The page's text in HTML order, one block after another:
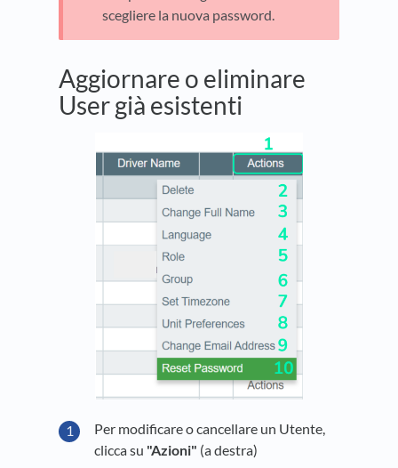
scegliere la nuova password.
Aggiornare o eliminare
User già esistenti
Per modificare o cancellare un Utente,
clicca su "Azioni" (a destra)